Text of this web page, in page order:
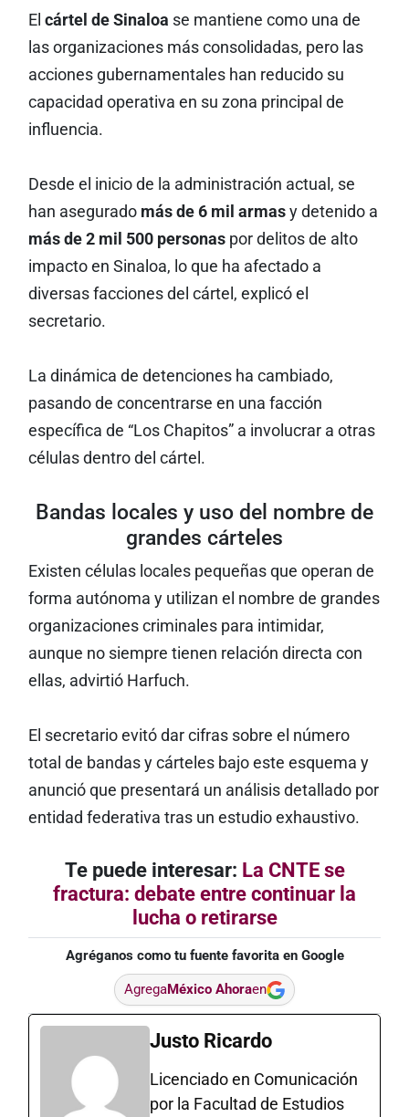
El cártel de Sinaloa se mantiene como una de
las organizaciones más consolidadas, pero las
acciones gubernamentales han reducido su
capacidad operativa en su zona principal de
influencia.
Desde el inicio de la administración actual, se
han asegurado más de 6 mil armasy detenido a
más de 2 mil 500 personaspor delitos de alto
impacto en Sinaloa, lo que ha afectado a
diversas facciones del cártel, explicó el
secretario.
La dinámica de detenciones ha cambiado,
pasando de concentrarse en una facción
específica de “Los Chapitos” a involucrar a otras
células dentro del cártel.
Bandas locales y uso del nombre de
grandes cárteles
Existen células locales pequeñas que operan de
forma autónoma y utilizan el nombre de grandes
organizaciones criminales para intimidar,
aunque no siempre tienen relación directa con
ellas, advirtió Harfuch.
El secretario evitó dar cifras sobre el número
total de bandas y cárteles bajo este esquema y
anunció que presentará un análisis detallado por
entidad federativa tras un estudio exhaustivo.
Te puede interesar: La CNTE se
fractura: debate entre continuar la
lucha o retirarse
Agréganos como tu fuente favorita en Google
AgregaMéxico Ahoraen
Justo Ricardo
Licenciado en Comunicación
por la Facultad de Estudios